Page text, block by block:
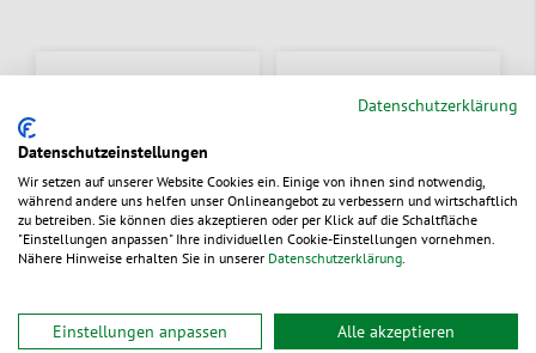
Schale aus Bagasse
Schale aus Bagasse
Datenschutzerklärung
Datenschutzeinstellungen
Wir setzen auf unserer Website Cookies ein. Einige von ihnen sind notwendig,
während andere uns helfen unser Onlineangebot zu verbessern und wirtschaftlich
zu betreiben. Sie können dies akzeptieren oder per Klick auf die Schaltfläche
"Einstellungen anpassen" Ihre individuellen Cookie-Einstellungen vornehmen.
Nähere Hinweise erhalten Sie in unserer Datenschutzerklärung.
Einstellungen anpassen Alle akzeptieren